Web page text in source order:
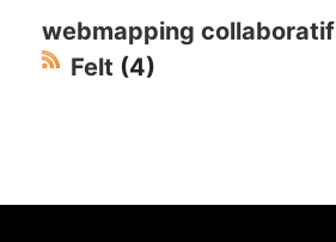
webmapping collaboratif
Felt (4)